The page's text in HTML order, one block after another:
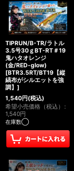
TIPRUN/B-TR/ラトル
3.5号30ｇBT-RT＃19
鬼ハタオレンジ
(金/RED-glow)
[BTR3.5RT/BT19【縦
縞布がシルエットを強
調】 ]
1,540円(税込)
希望小売価格（税込） :
1,540円
在庫数◯